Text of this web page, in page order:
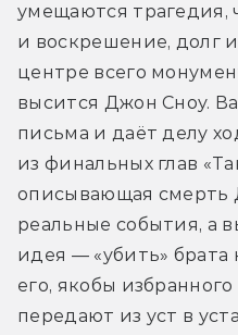
умещаются трагедия,
и воскрешение, долг
центре всего
высится Джон Сноу.
письма и даёт делу
из финальных глав
описывающая смерть
реальные события, а
идея — «убить» брата
его, якобы
передают из уст в